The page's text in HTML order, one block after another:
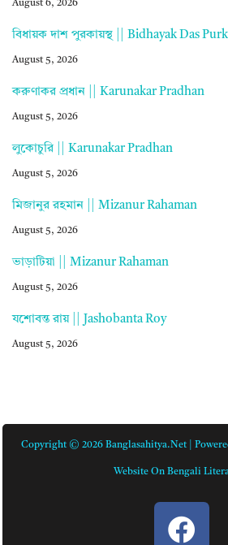
August 6, 2026
বিধায়ক দাশ পুরকায়স্থ || Bidhayak Das
August 5, 2026
করুণাকর প্রধান || Karunakar Pradhan
August 5, 2026
লুকোচুরি || Karunakar Pradhan
August 5, 2026
মিজানুর রহমান || Mizanur Rahaman
August 5, 2026
ভাড়াটিয়া || Mizanur Rahaman
August 5, 2026
যশোবন্ত রায় || Jashobanta Roy
August 5, 2026
Copyright © 2026 Banglasahitya.net |
Website On Bengali